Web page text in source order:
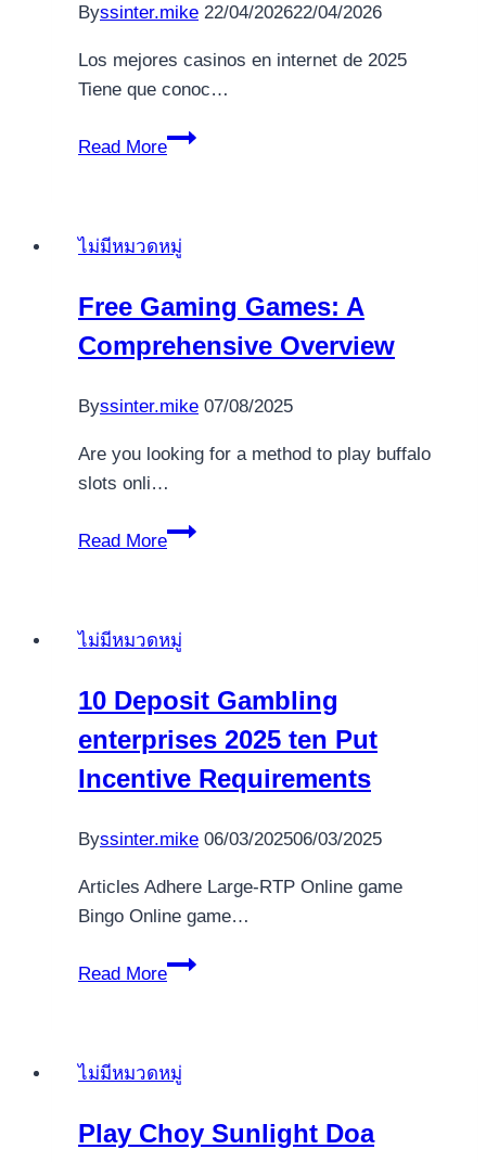
Byssinter.mike 22/04/202622/04/2026
Los mejores casinos en internet de 2025
Tiene que conoc…
Read More
Reunion
cual
ventajas
Caesars
fraga
ไม่มีหมวดหมู่
Free Gaming Games: A
Comprehensive Overview
Byssinter.mike 07/08/2025
Are you looking for a method to play buffalo
slots onli…
Read More
Free
Comprehensive
ไม่มีหมวดหมู่
10 Deposit Gambling
enterprises 2025 ten Put
Incentive Requirements
Byssinter.mike 06/03/202506/03/2025
Articles Adhere Large-RTP Online game
Bingo Online game…
Read More
10
2025
Put
ไม่มีหมวดหมู่
Play Choy Sunlight Doa